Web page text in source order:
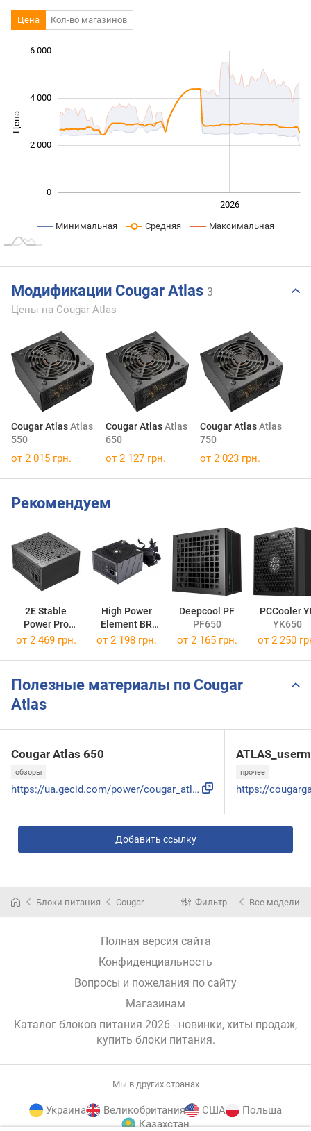
Цена Кол-во магазинов
Цена
0
2 000
4 000
6 000
2026
Минимальная Средняя Максимальная
Модификации Cougar Atlas 3
Цены на Cougar Atlas
Cougar AtlasAtlas
550
Cougar AtlasAtlas
650
Cougar AtlasAtlas
750
от 2 015 грн. от 2 127 грн. от 2 023 грн.
Рекомендуем
2E Stable
Power Pro
2E-ST800BRII-120
High Power
Element BR
HP1-M650BR-H12S
Deepcool PF
PF650
PCCooler
YK650
от 2 469 грн. от 2 198 грн. от 2 165 грн. от 2 250
Полезные материалы по Cougar
Atlas
Cougar Atlas 650
обзоры
https://ua.gecid.com/power/cougar_atlas_650/
прочее
Добавить ссылку
Блоки питания Cougar Фильтр Все модели
Полная версия сайта
Конфиденциальность
Вопросы и пожелания по сайту
Магазинам
Каталог блоков питания 2026 - новинки, хиты продаж,
купить блоки питания.
Мы в других странах
Украина Великобритания США
Польша
Казахстан